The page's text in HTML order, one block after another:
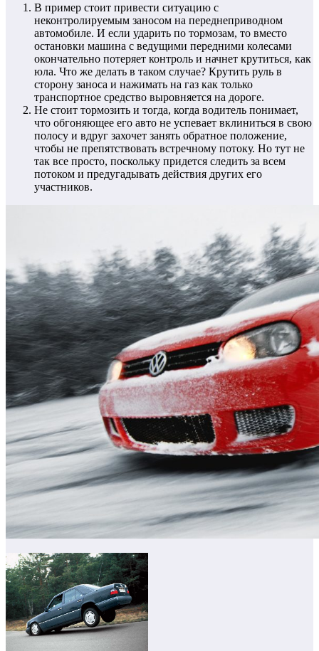
В пример стоит привести ситуацию с
неконтролируемым заносом на переднеприводном
автомобиле. И если ударить по тормозам, то вместо
остановки машина с ведущими передними колесами
окончательно потеряет контроль и начнет крутиться, как
юла. Что же делать в таком случае? Крутить руль в
сторону заноса и нажимать на газ как только
транспортное средство выровняется на дороге.
Не стоит тормозить и тогда, когда водитель понимает,
что обгоняющее его авто не успевает вклиниться в свою
полосу и вдруг захочет занять обратное положение,
чтобы не препятствовать встречному потоку. Но тут не
так все просто, поскольку придется следить за всем
потоком и предугадывать действия других его
участников.